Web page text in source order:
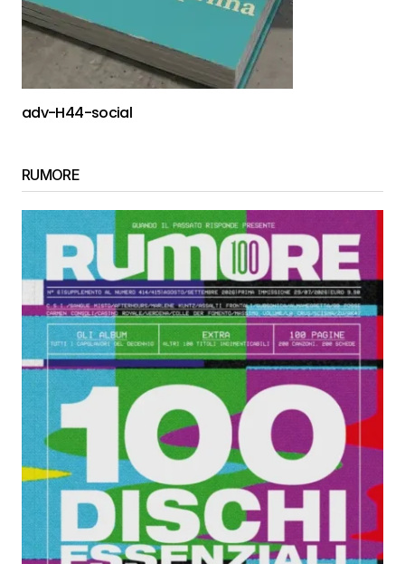
adv-H44-social
RUMORE